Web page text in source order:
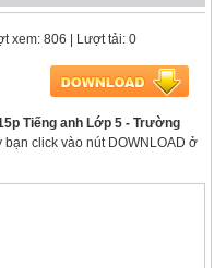
xem: 806 | Lượt tải: 0
Tiếng anh Lớp 5 - Trường
bạn click vào nút DOWNLOAD ở